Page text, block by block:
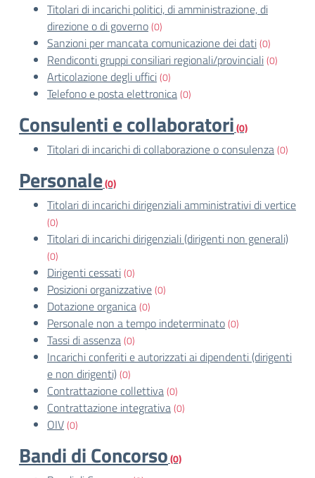
Titolari di incarichi politici, di amministrazione, di
direzione o di governo(0)
Sanzioni per mancata comunicazione dei dati(0)
Rendiconti gruppi consiliari regionali/provinciali(0)
Articolazione degli uffici(0)
Telefono e posta elettronica(0)
Consulenti e collaboratori(0)
Titolari di incarichi di collaborazione o consulenza(0)
Personale(0)
Titolari di incarichi dirigenziali amministrativi di vertice
(0)
Titolari di incarichi dirigenziali (dirigenti non generali)
(0)
Dirigenti cessati(0)
Posizioni organizzative(0)
Dotazione organica(0)
Personale non a tempo indeterminato(0)
Tassi di assenza(0)
Incarichi conferiti e autorizzati ai dipendenti (dirigenti
e non dirigenti)(0)
Contrattazione collettiva(0)
Contrattazione integrativa(0)
OIV(0)
Bandi di Concorso(0)